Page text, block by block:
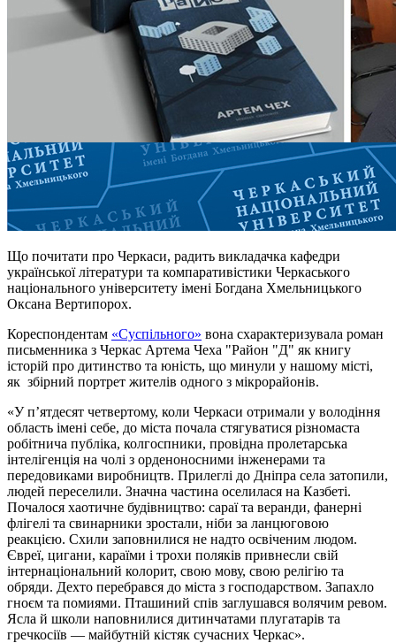
Що почитати про Черкаси, радить викладачка кафедри
української літератури та компаративістики Черкаського
національного університету імені Богдана Хмельницького
Оксана Вертипорох.
Кореспондентам «Суспільного» вона схарактеризувала роман
письменника з Черкас Артема Чеха "Район "Д" як книгу
історій про дитинство та юність, що минули у нашому місті,
як збірний портрет жителів одного з мікрорайонів.
«У п’ятдесят четвертому, коли Черкаси отримали у володіння
область імені себе, до міста почала стягуватися різномаста
робітнича публіка, колгоспники, провідна пролетарська
інтелігенція на чолі з орденоносними інженерами та
передовиками виробництв. Прилеглі до Дніпра села затопили,
людей переселили. Значна частина оселилася на Казбеті.
Почалося хаотичне будівництво: сараї та веранди, фанерні
флігелі та свинарники зростали, ніби за ланцюговою
реакцією. Схили заповнилися не надто освіченим людом.
Євреї, цигани, караїми і трохи поляків привнесли свій
інтернаціональний колорит, свою мову, свою релігію та
обряди. Дехто перебрався до міста з господарством. Запахло
гноєм та помиями. Пташиний спів заглушався волячим ревом.
Ясла й школи наповнилися дитинчатами плугатарів та
гречкосіїв — майбутній кістяк сучасних Черкас».